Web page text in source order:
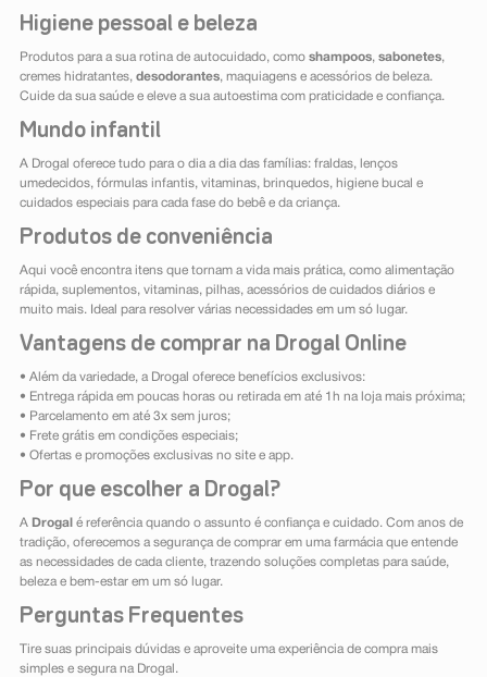
Higiene pessoal e beleza
Produtos para a sua rotina de autocuidado, como shampoos, sabonetes,
cremes hidratantes, desodorantes, maquiagens e acessórios de beleza.
Cuide da sua saúde e eleve a sua autoestima com praticidade e confiança.
Mundo infantil
A Drogal oferece tudo para o dia a dia das famílias: fraldas, lenços
umedecidos, fórmulas infantis, vitaminas, brinquedos, higiene bucal e
cuidados especiais para cada fase do bebê e da criança.
Produtos de conveniência
Aqui você encontra itens que tornam a vida mais prática, como alimentação
rápida, suplementos, vitaminas, pilhas, acessórios de cuidados diários e
muito mais. Ideal para resolver várias necessidades em um só lugar.
Vantagens de comprar na Drogal Online
• Além da variedade, a Drogal oferece benefícios exclusivos:
• Entrega rápida em poucas horas ou retirada em até 1h na loja mais próxima;
• Parcelamento em até 3x sem juros;
• Frete grátis em condições especiais;
• Ofertas e promoções exclusivas no site e app.
Por que escolher a Drogal?
A Drogal é referência quando o assunto é confiança e cuidado. Com anos de
tradição, oferecemos a segurança de comprar em uma farmácia que entende
as necessidades de cada cliente, trazendo soluções completas para saúde,
beleza e bem-estar em um só lugar.
Perguntas Frequentes
Tire suas principais dúvidas e aproveite uma experiência de compra mais
simples e segura na Drogal.